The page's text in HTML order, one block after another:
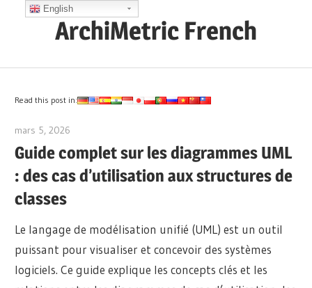
ArchiMetric French
Ops,
and
More
Read this post in:
mars 5, 2026
Guide complet sur les diagrammes UML
: des cas d’utilisation aux structures de
classes
Le langage de modélisation unifié (UML) est un outil
puissant pour visualiser et concevoir des systèmes
logiciels. Ce guide explique les concepts clés et les
English